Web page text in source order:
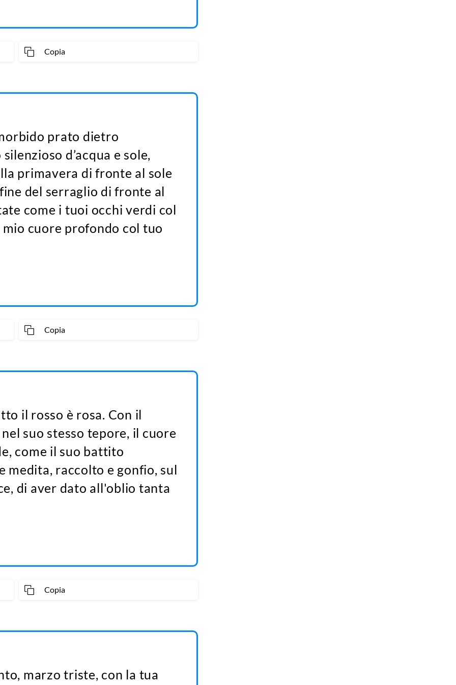
Copia
prato dietro
d’acqua e sole,
primavera di fronte al sole
del serraglio di fronte al
come i tuoi occhi verdi col
cuore profondo col tuo
Copia
il rosso è rosa. Con il
suo stesso tepore, il cuore
come il suo battito
medita, raccolto e gonfio, sul
di aver dato all'oblio tanta
Copia
marzo triste, con la tua